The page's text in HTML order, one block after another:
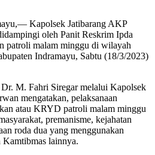
Kapolsek Jatibarang AKP
oleh Panit Reskrim Ipda
patroli malam minggu di wilayah
Indramayu, Sabtu (18/3/2023)
M. Fahri Siregar melalui Kapolsek
mengatakan, pelaksanaan
atau KRYD patroli malam minggu
premanisme, kejahatan
roda dua yang menggunakan
lainnya.